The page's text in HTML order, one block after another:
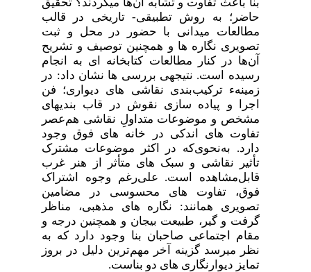
حاضر؛ به روش تطبیقی- تاریخی در قالب
مطالعات میدانی با حضور در محل و ثبت
تصویری نگاره­ ها و همچنین توصیف و تشریح
آن‌ها در کنار مطالعات کتابخانه­ ای به انجام
رسیده است. نتیجه­ی بررسی­ ها نشان داد: در
زمینهء ترکیب‌بندی نقاشی­ های دیواری؛ فن
اجرا و پیاده ­سازی نقوش در قاب­ بندی­های
مشخص و موضوعات متداولِ نقاشی هم‌عصر
تفاوت­ های اندکی در خانه­ های فوق وجود
دارد. به‌نحوی‌که در اکثر موضوعات مشترک
تأثیر نقاشی و سبک­ های متأثر از هنر غرب
قابل‌مشاهده است. علی‌رغم وجوه اشتراک
فوق، تفاوت­ های محسوسی در مضامین
تصویری همانند: نگاره­ های مذهبی، مناظر
گرفت و گیر، طبیعت بیجان و همچنین درجه و
مقام اجتماعی صاحبان بنا وجود دارد که به
نظر می­رسد گزینه آخر مهم‌ترین دلیل در بروز
تمایز دیوار­نگاری­ های دو بناست.